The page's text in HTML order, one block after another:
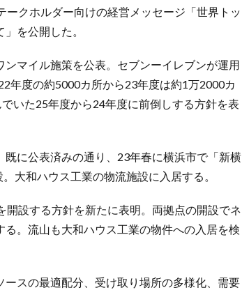
クホルダー向けの経営メッセージ「世界トッ
を公開した。
マイル施策を公表。セブンーイレブンが運用
年度の約5000カ所から23年度は約1万2000カ
いた25年度から24年度に前倒しする方針を表
に公表済みの通り、23年春に横浜市で「新横
大和ハウス工業の物流施設に入居する。
設する方針を新たに表明。両拠点の開設でネ
。流山も大和ハウス工業の物件への入居を検
スの最適配分、受け取り場所の多様化、需要